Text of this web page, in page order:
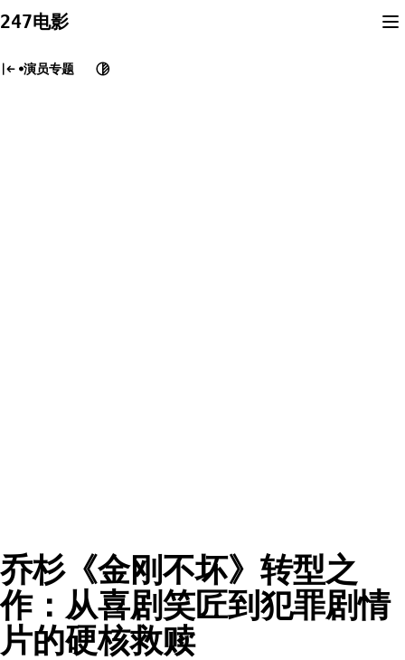
to
247电影
演员专题
乔杉《金刚不坏》转型之
作：从喜剧笑匠到犯罪剧情
片的硬核救赎